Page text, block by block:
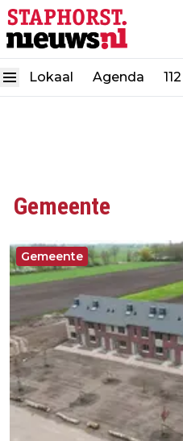
Lokaal Agenda 112
Gemeente
Gemeente